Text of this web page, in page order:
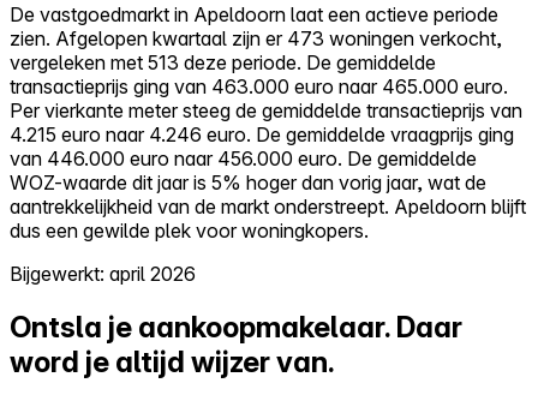
De vastgoedmarkt in Apeldoorn laat een actieve periode
zien. Afgelopen kwartaal zijn er 473 woningen verkocht,
vergeleken met 513 deze periode. De gemiddelde
transactieprijs ging van 463.000 euro naar 465.000 euro.
Per vierkante meter steeg de gemiddelde transactieprijs van
4.215 euro naar 4.246 euro. De gemiddelde vraagprijs ging
van 446.000 euro naar 456.000 euro. De gemiddelde
WOZ-waarde dit jaar is 5% hoger dan vorig jaar, wat de
aantrekkelijkheid van de markt onderstreept. Apeldoorn blijft
dus een gewilde plek voor woningkopers.
Bijgewerkt: april 2026
Ontsla je aankoopmakelaar. Daar
word je altijd wijzer van.